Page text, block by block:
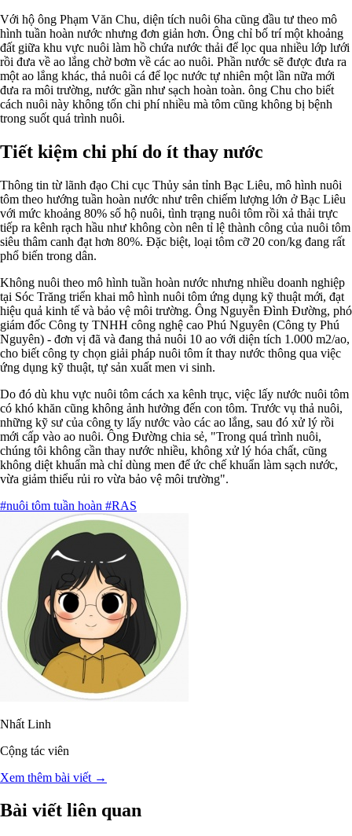
Với hộ ông Phạm Văn Chu, diện tích nuôi 6ha cũng đầu tư theo mô
hình tuần hoàn nước nhưng đơn giản hơn. Ông chỉ bố trí một khoảng
đất giữa khu vực nuôi làm hồ chứa nước thải để lọc qua nhiều lớp lưới
rồi đưa về ao lắng chờ bơm về các ao nuôi. Phần nước sẽ được đưa ra
một ao lắng khác, thả nuôi cá để lọc nước tự nhiên một lần nữa mới
đưa ra môi trường, nước gần như sạch hoàn toàn. ông Chu cho biết
cách nuôi này không tốn chi phí nhiều mà tôm cũng không bị bệnh
trong suốt quá trình nuôi.
Tiết kiệm chi phí do ít thay nước
Thông tin từ lãnh đạo Chi cục Thủy sản tỉnh Bạc Liêu, mô hình nuôi
tôm theo hướng tuần hoàn nước như trên chiếm lượng lớn ở Bạc Liêu
với mức khoảng 80% số hộ nuôi, tình trạng nuôi tôm rồi xả thải trực
tiếp ra kênh rạch hầu như không còn nên tỉ lệ thành công của nuôi tôm
siêu thâm canh đạt hơn 80%. Đặc biệt, loại tôm cỡ 20 con/kg đang rất
phổ biến trong dân.
Không nuôi theo mô hình tuần hoàn nước nhưng nhiều doanh nghiệp
tại Sóc Trăng triển khai mô hình nuôi tôm ứng dụng kỹ thuật mới, đạt
hiệu quả kinh tế và bảo vệ môi trường. Ông Nguyễn Đình Đường, phó
giám đốc Công ty TNHH công nghệ cao Phú Nguyên (Công ty Phú
Nguyên) - đơn vị đã và đang thả nuôi 10 ao với diện tích 1.000 m2/ao,
cho biết công ty chọn giải pháp nuôi tôm ít thay nước thông qua việc
ứng dụng kỹ thuật, tự sản xuất men vi sinh.
Do đó dù khu vực nuôi tôm cách xa kênh trục, việc lấy nước nuôi tôm
có khó khăn cũng không ảnh hưởng đến con tôm. Trước vụ thả nuôi,
những kỹ sư của công ty lấy nước vào các ao lắng, sau đó xử lý rồi
mới cấp vào ao nuôi. Ông Đường chia sẻ, "Trong quá trình nuôi,
chúng tôi không cần thay nước nhiều, không xử lý hóa chất, cũng
không diệt khuẩn mà chỉ dùng men để ức chế khuẩn làm sạch nước,
vừa giảm thiểu rủi ro vừa bảo vệ môi trường".
#nuôi tôm tuần hoàn #RAS
Nhất Linh
Cộng tác viên
Xem thêm bài viết →
Bài viết liên quan